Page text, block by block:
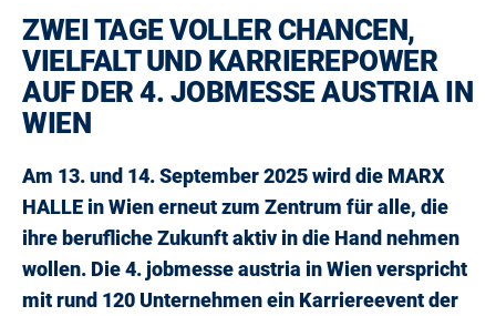
ZWEI TAGE VOLLER CHANCEN,
VIELFALT UND KARRIEREPOWER
AUF DER 4. JOBMESSE AUSTRIA IN
WIEN
Am 13. und 14. September 2025 wird die MARX
HALLE in Wien erneut zum Zentrum für alle, die
ihre berufliche Zukunft aktiv in die Hand nehmen
wollen. Die 4. jobmesse austria in Wien verspricht
mit rund 120 Unternehmen ein Karriereevent der